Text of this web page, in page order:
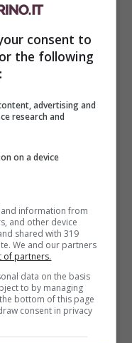
per
Carmagnola
è a cura del
il post
del
consent to
the following
advertising and
research and
on a device
information from
and other device
shared with 319
We and our partners
of partners.
data on the basis
to by managing
bottom of this page
consent in privacy